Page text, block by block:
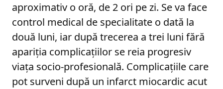
aproximativ o oră, de 2 ori pe zi. Se va face
control medical de specialitate o dată la
două luni, iar după trecerea a trei luni fără
apariţia complicaţiilor se reia progresiv
viaţa socio-profesională. Complicaţiile care
pot surveni după un infarct miocardic acut